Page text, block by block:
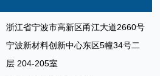
浙江省宁波市高新区甬江大道2660号
宁波新材料创新中心东区5幢34号二
层 204-205室